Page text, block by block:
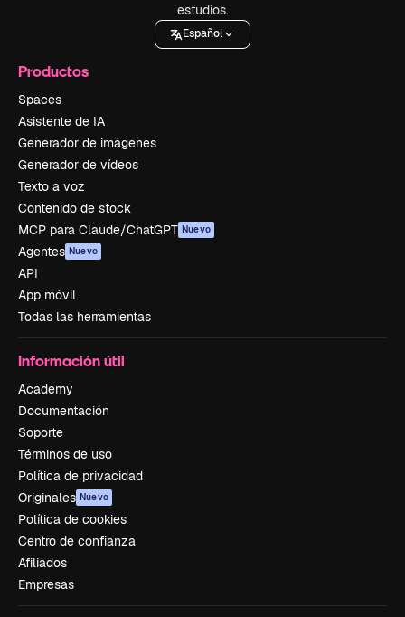
estudios.
Español
Productos
Spaces
Asistente de IA
Generador de imágenes
Generador de vídeos
Texto a voz
Contenido de stock
MCP para Claude/ChatGPT Nuevo
Agentes Nuevo
API
App móvil
Todas las herramientas
Información útil
Academy
Documentación
Soporte
Términos de uso
Política de privacidad
Originales Nuevo
Política de cookies
Centro de confianza
Afiliados
Empresas